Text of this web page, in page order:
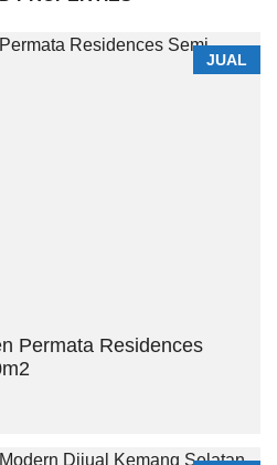
JUAL
Permata Residences